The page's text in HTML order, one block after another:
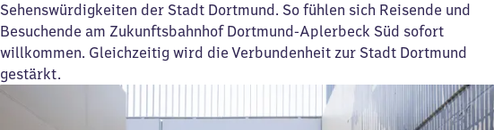
Sehenswürdigkeiten der Stadt Dortmund. So fühlen sich Reisende und
Besuchende am Zukunftsbahnhof Dortmund-Aplerbeck Süd sofort
willkommen. Gleichzeitig wird die Verbundenheit zur Stadt Dortmund
gestärkt.